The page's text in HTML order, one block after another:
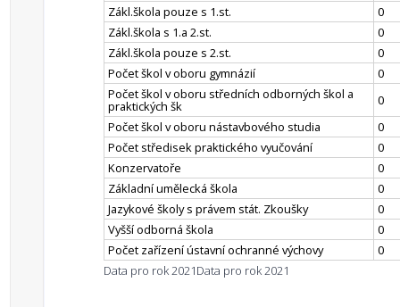
Zákl.škola pouze s 1.st.
0
Zákl.škola s 1.a 2.st.
0
Zákl.škola pouze s 2.st.
0
Počet škol v oboru gymnázií
0
Počet škol v oboru středních odborných škol a
praktických šk
0
Počet škol v oboru nástavbového studia
0
Počet středisek praktického vyučování
0
Konzervatoře
0
Základní umělecká škola
0
Jazykové školy s právem stát. Zkoušky
0
Vyšší odborná škola
0
Počet zařízení ústavní ochranné výchovy
0
Data pro rok 2021Data pro rok 2021